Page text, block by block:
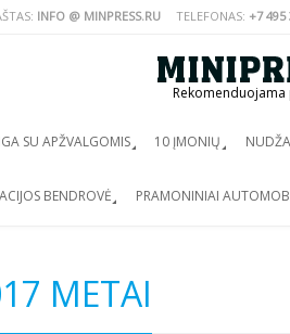
INFO @ MINPRESS.RU TELEFONAS: +7 495
SU APŽVALGOMIS 10 ĮMONIŲ
BENDROVĖ PRAMONINIAI
METAI